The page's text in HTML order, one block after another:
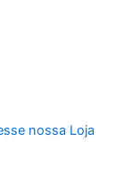
nossa Loja